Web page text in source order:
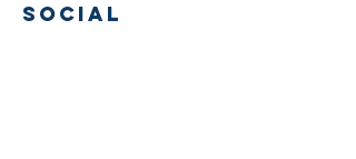
social